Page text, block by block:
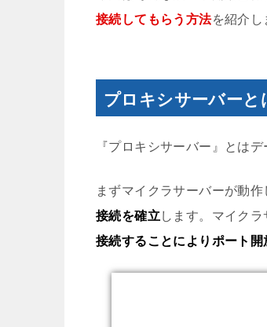
接続してもらう方法を紹介し
プロキシサーバーと
『プロキシサーバー』とは
まずマイクラサーバーが動
接続を確立 します。マイク
接続することによりポート開